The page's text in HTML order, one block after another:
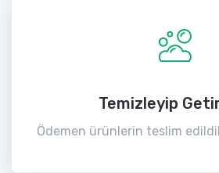
Temizleyip
Ödemen ürünlerin teslim